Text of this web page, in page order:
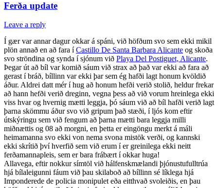
Ferða update
Leave a reply
Í gær var annar dagur okkar á spáni, við höfðum svo sem ekki mikil
plön annað en að fara íCastillo De Santa Barbara Alicante og skoða
svo ströndina og synda í sjónum við Playa Del Postiguet, Alicante.
Þegar út að bíl var komið sáum við strax að það var ekki að fara að
gerast í bráð, bíllinn var ekki þar sem ég hafði lagt honum kvöldið
áður. Aldrei datt mér í hug að honum hefði verið stolið, heldur frekar
að hann hefði verið dreginn, vegna þess að við vorum hreinlega ekki
viss hvar og hvernig mætti leggja, þó sáum við að bíl hafði verið lagt
þarna skömmu áður svo við gripum það stæði, í ljós kom eftir
útskýringu sem við fengum að þarna mætti bara leggja milli
miðnættis og 08 að morgni, en þetta er eingöngu merkt á máli
heimamanna svo ekki von nema svona mistök verði, og kannski
ekki skrítið því hverfið sem við erum í er greinilega ekki neitt
ferðamannapleis, sem er bara frábært í okkar huga!
Allavega, eftir nokkur símtöl við hálfenskmælandi þjónustufulltrúa
hjá bílaleigunni fáum við þau skilaboð að bíllinn sé líklega hjá
Imponderede de policia monipulet eða eitthvað svoleiðis, en þau